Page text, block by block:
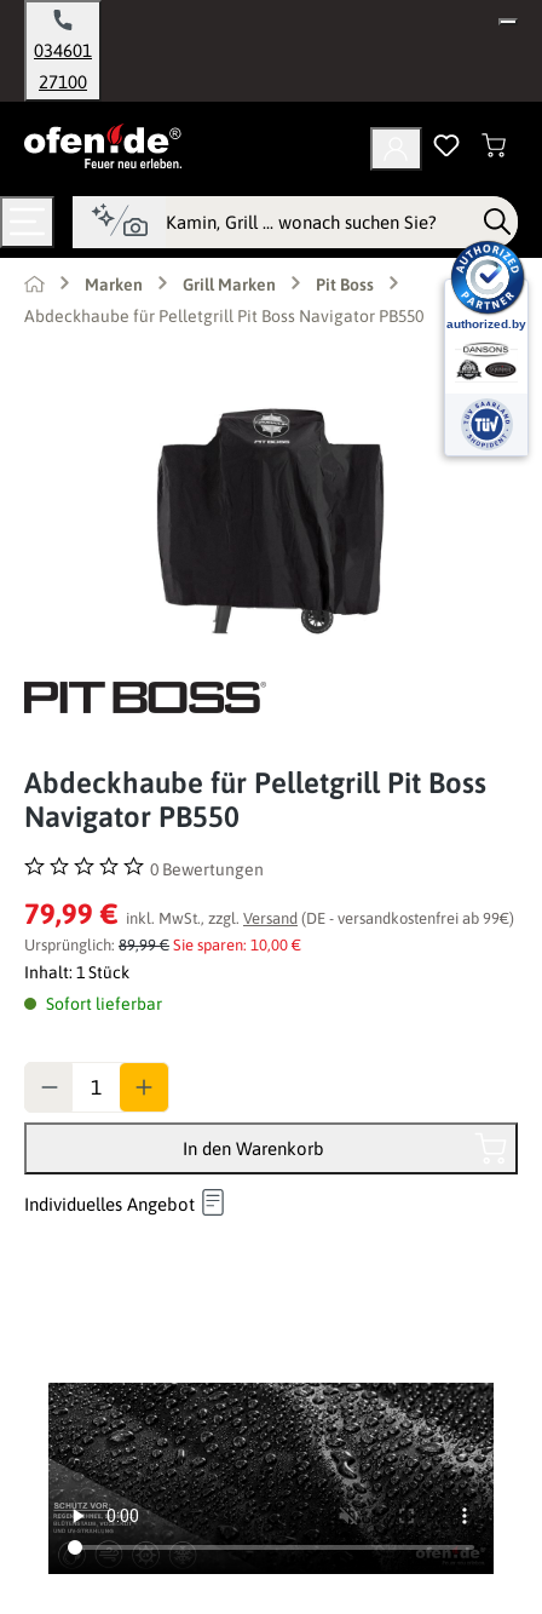
springen
034601
27100
Marken Grill Marken
Pit Boss
Abdeckhaube für Pelletgrill Pit Boss Navigator PB550
Abdeckhaube für Pelletgrill Pit Boss
Navigator PB550
Durchschnittliche Bewertung von 0 von 5 Sternen
0 Bewertungen
79,99 € inkl. MwSt., zzgl. Versand (DE - versandkostenfrei ab 99€)
Ursprünglich: 89,99 € Sie sparen: 10,00 €
Inhalt: 1 Stück
Sofort lieferbar
In den Warenkorb
Individuelles Angebot